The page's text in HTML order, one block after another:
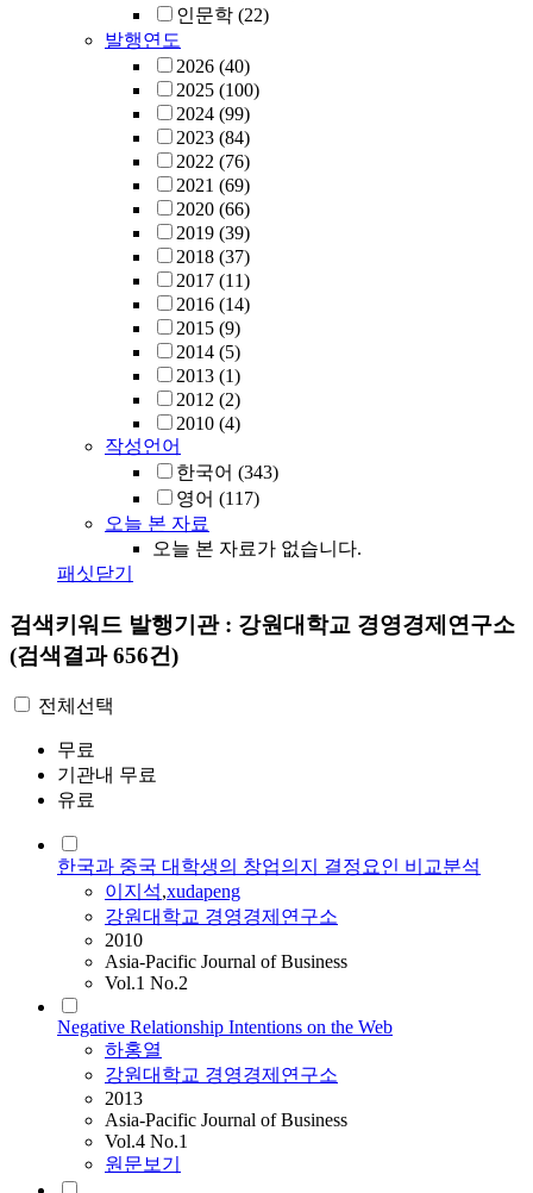
인문학 (22)
발행연도
2026 (40)
2025 (100)
2024 (99)
2023 (84)
2022 (76)
2021 (69)
2020 (66)
2019 (39)
2018 (37)
2017 (11)
2016 (14)
2015 (9)
2014 (5)
2013 (1)
2012 (2)
2010 (4)
작성언어
한국어 (343)
영어 (117)
오늘 본 자료
오늘 본 자료가 없습니다.
패싯닫기
검색키워드 발행기관 : 강원대학교 경영경제연구소
(검색결과 656건)
전체선택
무료
기관내 무료
유료
한국과 중국 대학생의 창업의지 결정요인 비교분석
이지석,xudapeng
강원대학교 경영경제연구소
2010
Asia-Pacific Journal of Business
Vol.1 No.2
Negative Relationship Intentions on the Web
하홍열
강원대학교 경영경제연구소
2013
Asia-Pacific Journal of Business
Vol.4 No.1
원문보기